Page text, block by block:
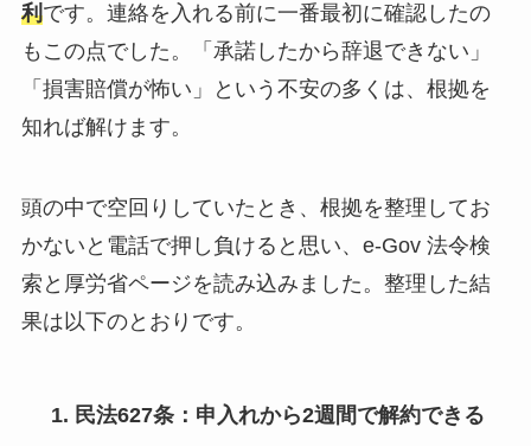
利です。連絡を入れる前に一番最初に確認したの
もこの点でした。「承諾したから辞退できない」
「損害賠償が怖い」という不安の多くは、根拠を
知れば解けます。
頭の中で空回りしていたとき、根拠を整理してお
かないと電話で押し負けると思い、e-Gov 法令検
索と厚労省ページを読み込みました。整理した結
果は以下のとおりです。
民法627条：申入れから2週間で解約できる